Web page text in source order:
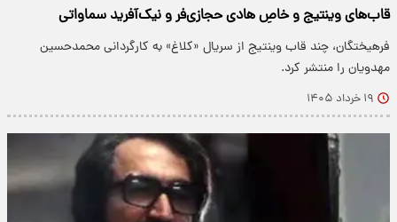
قاب‌های وینتیج و خاصِ هادی حجازی‌فر و نیک‌آفرید سماواتی
فرهیختگان، چند قاب وینتیج از سریال «کلاغ» به کارگردانی محمدحسین
مهدویان را منتشر کرد.
۱۹ خرداد ۱۴۰۵